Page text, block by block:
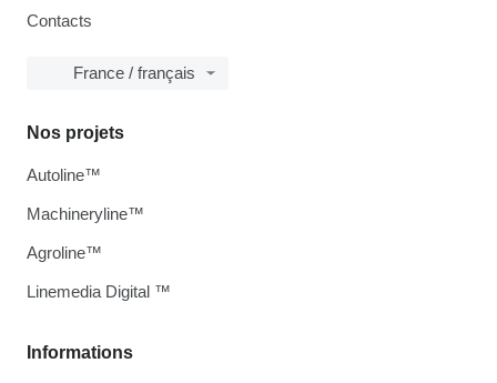
Contacts
France / français
Informations
Nos projets
Autoline™
Machineryline™
Agroline™
Linemedia Digital ™